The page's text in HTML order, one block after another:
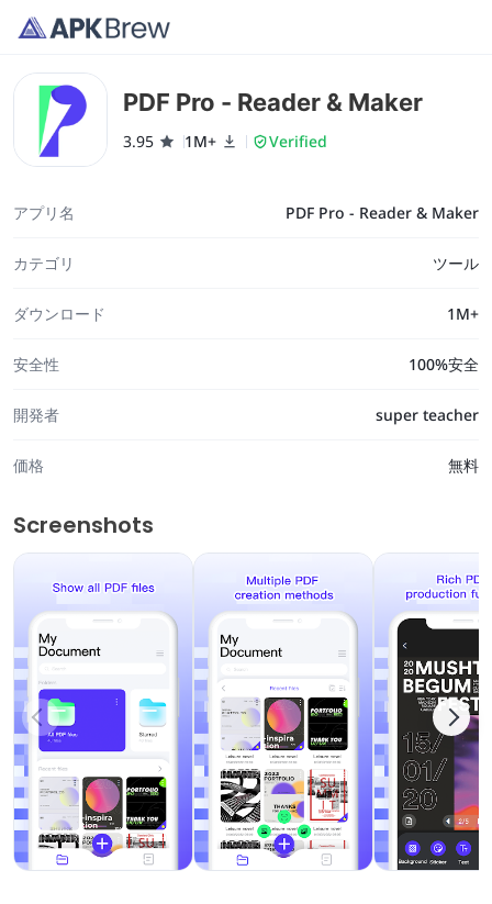
PDF Pro - Reader & Maker
3.95 1M+ Verified
アプリ名 PDF Pro - Reader & Maker
カテゴリ ツール
ダウンロード 1M+
安全性 100%安全
開発者 super teacher
価格 無料
Screenshots